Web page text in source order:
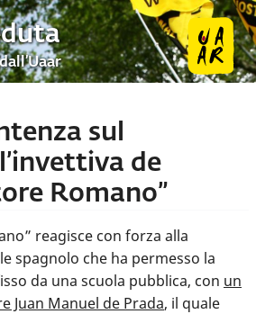
sul
de
Romano”
reagisce con forza alla
spagnolo che ha permesso la
da una scuola pubblica, con un
Juan Manuel de Prada, il quale